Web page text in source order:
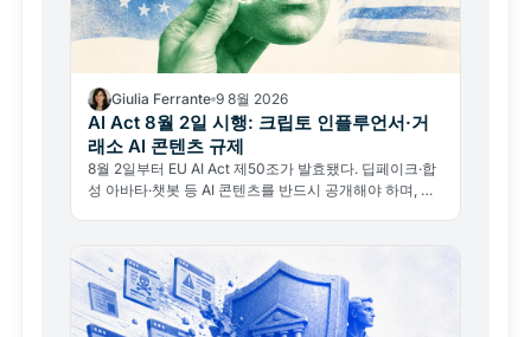
Giulia Ferrante 9 8월 2026
AI Act 8월 2일 시행: 크립토 인플루언서·거
래소 AI 콘텐츠 규제
8월 2일부터 EU AI Act 제50조가 발효됐다. 딥페이크·합
성 아바타·챗봇 등 AI 콘텐츠를 반드시 공개해야 하며, 위